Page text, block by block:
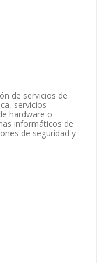
de servicios de
servicios
hardware o
informáticos de
de seguridad y